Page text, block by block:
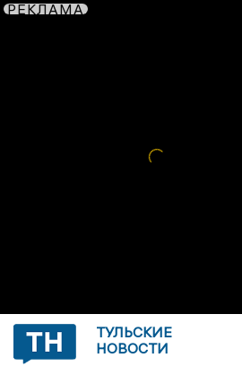
РЕКЛАМА
ТУЛЬСКИЕ
НОВОСТИ